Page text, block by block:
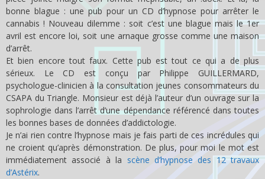
bonne blague : une pub pour un CD d’hypnose pour arrêter le
cannabis ! Nouveau dilemme : soit c’est une blague mais le 1er
avril est encore loi, soit une arnaque grosse comme une maison
d’arrêt.
Et bien encore tout faux. Cette pub est tout ce qui a de plus
sérieux. Le CD est conçu par Philippe GUILLERMARD,
psychologue-clinicien à la consultation jeunes consommateurs du
CSAPA du Triangle. Monsieur est déjà l’auteur d’un ouvrage sur la
sophrologie dans l’arrêt d’une dépendance référencé dans toutes
les bonnes bases de données d’addictologie.
Je n’ai rien contre l’hypnose mais je fais parti de ces incrédules qui
ne croient qu’après démonstration. De plus, pour moi le mot est
immédiatement associé à la scène d’hypnose des 12 travaux
d’Astérix.